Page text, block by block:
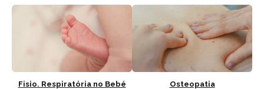
Fisio. Respiratória no Bebé Osteopatia